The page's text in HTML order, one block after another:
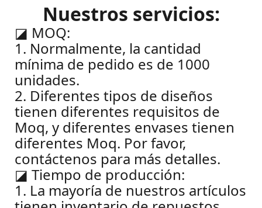
Nuestros servicios:
◪ MOQ:
1. Normalmente, la cantidad
mínima de pedido es de 1000
unidades.
2. Diferentes tipos de diseños
tienen diferentes requisitos de
Moq, y diferentes envases tienen
diferentes Moq. Por favor,
contáctenos para más detalles.
◪ Tiempo de producción:
1. La mayoría de nuestros artículos